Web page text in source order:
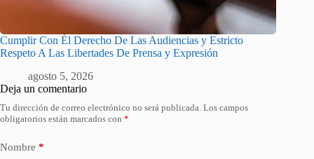
Cumplir Con Él Derecho De Las Audiencias y Estricto
Respeto A Las Libertades De Prensa y Expresión
agosto 5, 2026
Deja un comentario
Tu dirección de correo electrónico no será publicada. Los campos
obligatorios están marcados con *
Nombre *